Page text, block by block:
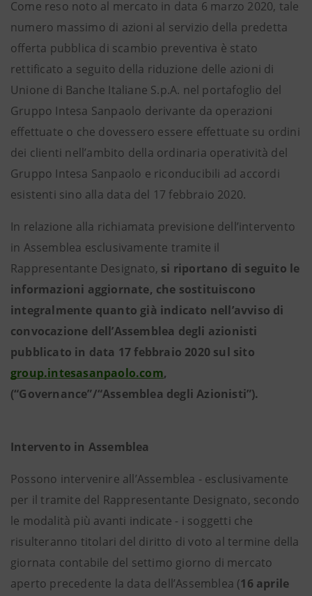
Come reso noto al mercato in data 6 marzo 2020, tale
numero massimo di azioni al servizio della predetta
offerta pubblica di scambio preventiva è stato
rettificato a seguito della riduzione delle azioni di
Unione di Banche Italiane S.p.A. nel portafoglio del
Gruppo Intesa Sanpaolo derivante da operazioni
effettuate o che dovessero essere effettuate su ordini
dei clienti nell’ambito della ordinaria operatività del
Gruppo Intesa Sanpaolo e riconducibili ad accordi
esistenti sino alla data del 17 febbraio 2020.
In relazione alla richiamata previsione dell’intervento
in Assemblea esclusivamente tramite il
Rappresentante Designato, si riportano di seguito le
informazioni aggiornate, che sostituiscono
integralmente quanto già indicato nell’avviso di
convocazione dell’Assemblea degli azionisti
pubblicato in data 17 febbraio 2020 sul sito
group.intesasanpaolo.com,
(“Governance”/“Assemblea degli Azionisti”).
Intervento in Assemblea
Possono intervenire all’Assemblea - esclusivamente
per il tramite del Rappresentante Designato, secondo
le modalità più avanti indicate - i soggetti che
risulteranno titolari del diritto di voto al termine della
giornata contabile del settimo giorno di mercato
aperto precedente la data dell’Assemblea (16 aprile